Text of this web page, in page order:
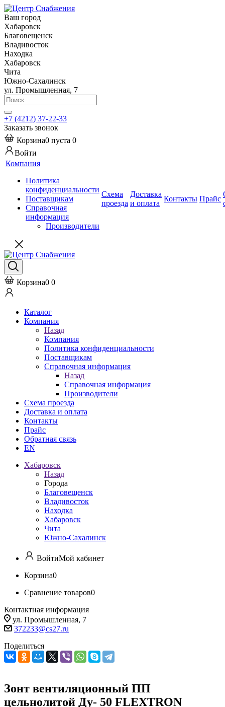
Ваш город
Хабаровск
Благовещенск
Владивосток
Находка
Хабаровск
Чита
Южно-Сахалинск
ул. Промышленная, 7
+7 (4212) 37-22-33
Заказать звонок
Корзина0 пуста 0
Войти
Компания
Политика
конфиденциальности
Поставщикам
Справочная
информация
Производители
Схема
проезда
Доставка
и оплата
Контакты Прайс
Корзина0 0
Каталог
Компания
Назад
Компания
Политика конфиденциальности
Поставщикам
Справочная информация
Назад
Справочная информация
Производители
Схема проезда
Доставка и оплата
Контакты
Прайс
Обратная связь
EN
Хабаровск
Назад
Города
Благовещенск
Владивосток
Находка
Хабаровск
Чита
Южно-Сахалинск
ВойтиМой кабинет
Корзина0
Сравнение товаров0
Контактная информация
ул. Промышленная, 7
372233@cs27.ru
Поделиться
Зонт вентиляционный ПП
цельнолитой Ду- 50 FLEXTRON